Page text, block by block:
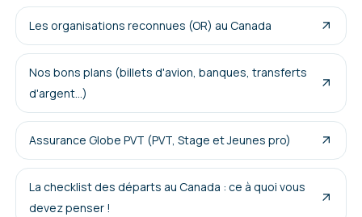
Les organisations reconnues (OR) au Canada
Nos bons plans (billets d'avion, banques, transferts
d'argent...)
Assurance Globe PVT (PVT, Stage et Jeunes pro)
La checklist des départs au Canada : ce à quoi vous
devez penser !